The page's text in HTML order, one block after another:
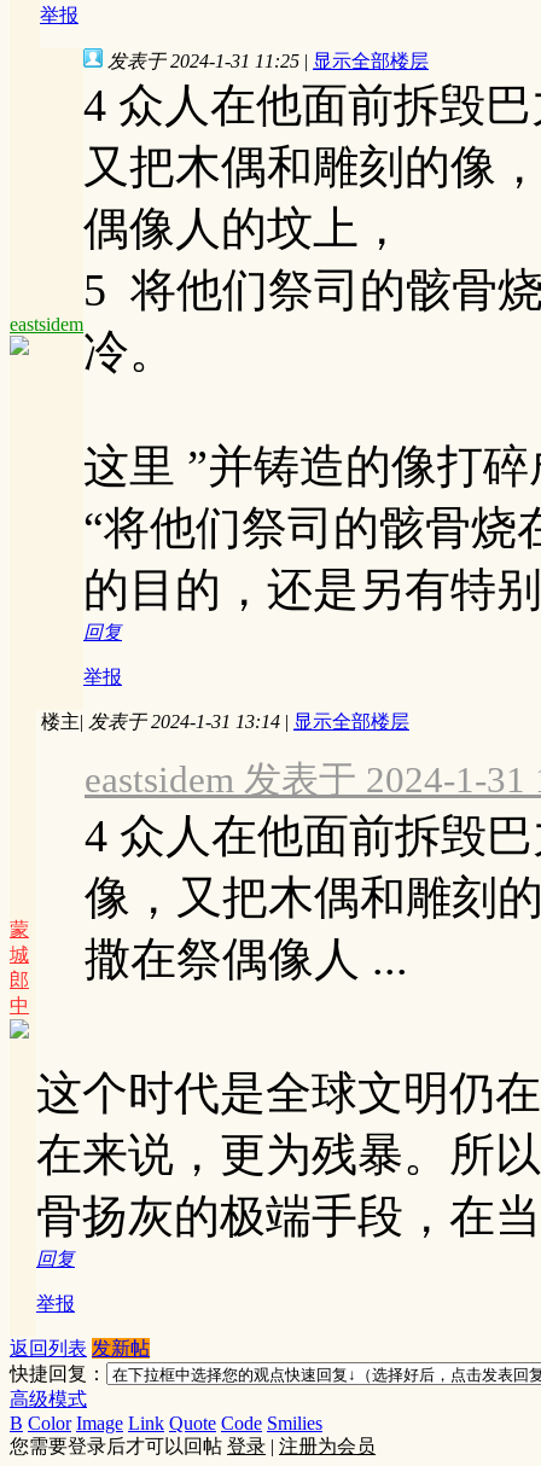
举报
eastsidem
发表于 2024-1-31 11:25 | 显示全部楼层
4 众人在他面前拆毁
又把木偶和雕刻的像
偶像人的坟上，
5 将他们祭司的骸骨
冷。
这里 ”并铸造的像打
“将他们祭司的骸骨烧
的目的，还是另有特
回复
举报
蒙
城
郎
中
楼主| 发表于 2024-1-31 13:14 | 显示全部楼层
eastsidem 发表于 2024-1-31
4 众人在他面前拆毁
像，又把木偶和雕刻
撒在祭偶像人 ...
这个时代是全球文明仍
在来说，更为残暴。所
骨扬灰的极端手段，在
回复
举报
返回列表 发新帖
快捷回复：
高级模式
B Color Image Link Quote Code Smilies
您需要登录后才可以回帖 登录 | 注册为会员